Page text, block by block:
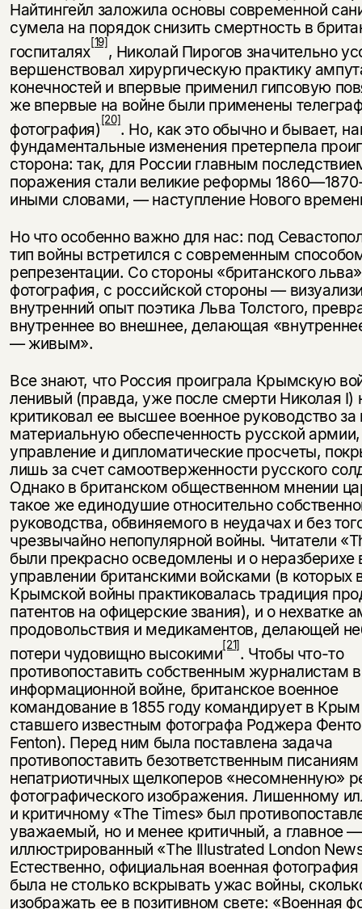
Найтингейл заложила основы современной
сумела на порядок снизить смертность в
госпиталях[19], Николай Пирогов значительно
вершенствовал хирургическую практику
конечностей и впервые применил гипсовую
же впервые на войне были применены
фотография)[20]. Но, как это обычно и бывает,
фундамен­тальные изменения претерпела
сторона: так, для России глав­ным
поражения стали великие реформы
иными словами, — наступление Нового
Но что особенно важно для нас: под
тип войны встре­тился с современным
репрезентации. Со стороны «британского
фотография, с российской стороны —
внут­ренний опыт поэтика Льва Толстого,
внутреннее во внешнее, делающая
— живым».
Все знают, что Россия проиграла Крымскую
ленивый (прав­да, уже после смерти Николая I)
критиковал ее высшее военное руководство
материальную обеспеченность русской
управле­ние и дипломатические просчеты,
лишь за счет самоотвержен­ности русского
Однако в британском общественном мнении
такое же единодушие относительно
руководства, обвиняемого в неудачах и без
чрезвычайно непопулярной войны. Чита­тели
были прекрасно осведомлены и о неразберихе
управлении британскими войсками (в которых
Крымской войны практиковалась традиция
патентов на офицерские звания), и о нехватке
продовольствия и медикаментов, делающей
потери чудовищно высокими[21]. Чтобы что-то
противопоставить собственным журналистам
информационной войне, британское военное
командование в 1855 году коман­дирует в
ставшего известным фотографа Роджера
Fenton). Перед ним была поставлена задача
противопоставить безответствен­ным писаниям
непатриотичных щелкоперов «несомненную»
фо­тографического изображения. Лишенному
и критичному «The Times» был
уважаемый, но и менее критичный, а глав­ное —
иллюстрированный «The Illustrated London
Естественно, официальная военная
была не столько вскрывать ужас войны,
изображать ее в позитивном свете: «Военная